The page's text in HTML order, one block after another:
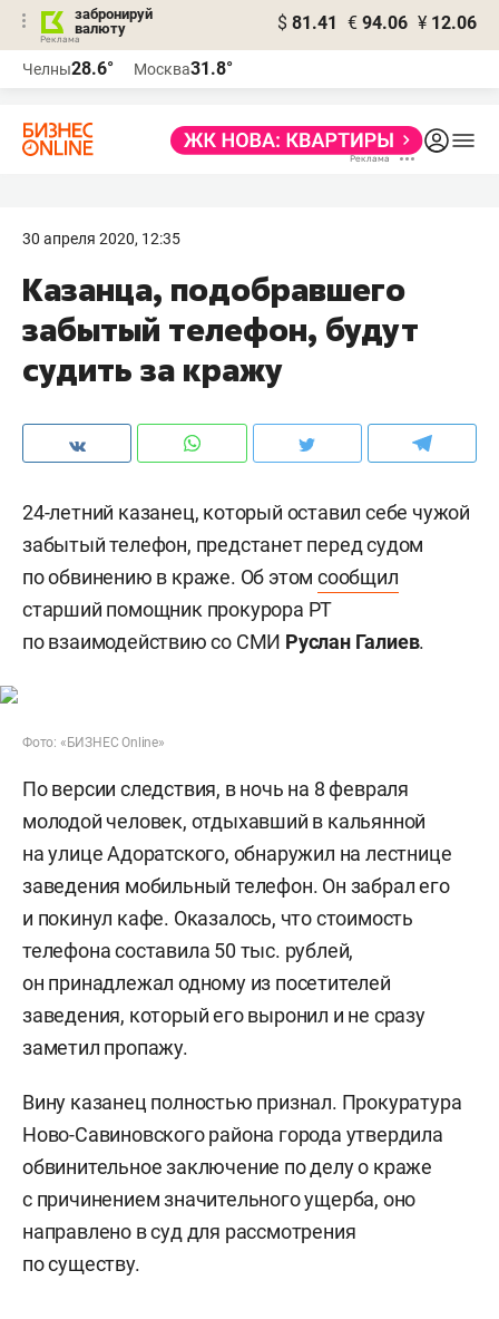
забронируй
валюту
$ 81.41 € 94.06 ¥ 12.06
Челны28.6° Москва31.8°
30 апреля 2020, 12:35
Казанца, подобравшего
забытый телефон, будут
судить за кражу
24-летний казанец, который оставил себе чужой
забытый телефон, предстанет перед судом
по обвинению в краже. Об этомсообщил
старший помощник прокурора РТ
по взаимодействию со СМИ Руслан Галиев.
Фото: «БИЗНЕС Online»
По версии следствия, в ночь на 8 февраля
молодой человек, отдыхавший в кальянной
на улице Адоратского, обнаружил на лестнице
заведения мобильный телефон. Он забрал его
и покинул кафе. Оказалось, что стоимость
телефона составила 50 тыс. рублей,
он принадлежал одному из посетителей
заведения, который его выронил и не сразу
заметил пропажу.
Вину казанец полностью признал. Прокуратура
Ново-Савиновского района города утвердила
обвинительное заключение по делу о краже
с причинением значительного ущерба, оно
направлено в суд для рассмотрения
по существу.